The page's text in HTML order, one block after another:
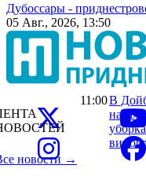
Дубоссары -
05 Авг., 2026, 13:50
новости →
11:00В
уборка